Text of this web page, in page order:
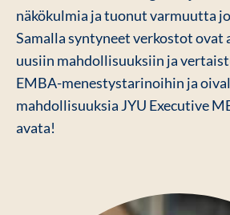
näkökulmia ja tuonut varmuutta
Samalla syntyneet verkostot ovat
uusiin mahdollisuuksiin ja
EMBA-menestystarinoihin ja
mahdollisuuksia JYU Executive
avata!